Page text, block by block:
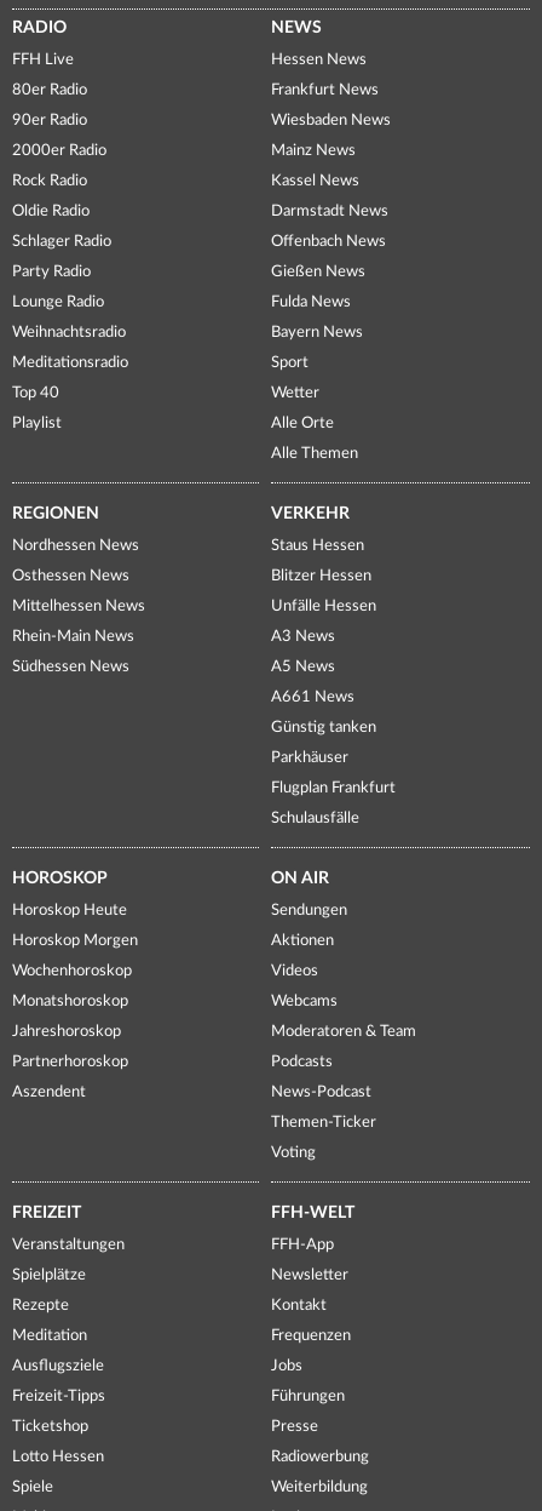
RADIO
FFH Live
80er Radio
90er Radio
2000er Radio
Rock Radio
Oldie Radio
Schlager Radio
Party Radio
Lounge Radio
Weihnachtsradio
Meditationsradio
Top 40
Playlist
NEWS
Hessen News
Frankfurt News
Wiesbaden News
Mainz News
Kassel News
Darmstadt News
Offenbach News
Gießen News
Fulda News
Bayern News
Sport
Wetter
Alle Orte
Alle Themen
REGIONEN
Nordhessen News
Osthessen News
Mittelhessen News
Rhein-Main News
Südhessen News
VERKEHR
Staus Hessen
Blitzer Hessen
Unfälle Hessen
A3 News
A5 News
A661 News
Günstig tanken
Parkhäuser
Flugplan Frankfurt
Schulausfälle
HOROSKOP
Horoskop Heute
Horoskop Morgen
Wochenhoroskop
Monatshoroskop
Jahreshoroskop
Partnerhoroskop
Aszendent
ON AIR
Sendungen
Aktionen
Videos
Webcams
Moderatoren & Team
Podcasts
News-Podcast
Themen-Ticker
Voting
FREIZEIT
Veranstaltungen
Spielplätze
Rezepte
Meditation
Ausflugsziele
Freizeit-Tipps
Ticketshop
Lotto Hessen
Spiele
FFH-WELT
FFH-App
Newsletter
Kontakt
Frequenzen
Jobs
Führungen
Presse
Radiowerbung
Weiterbildung